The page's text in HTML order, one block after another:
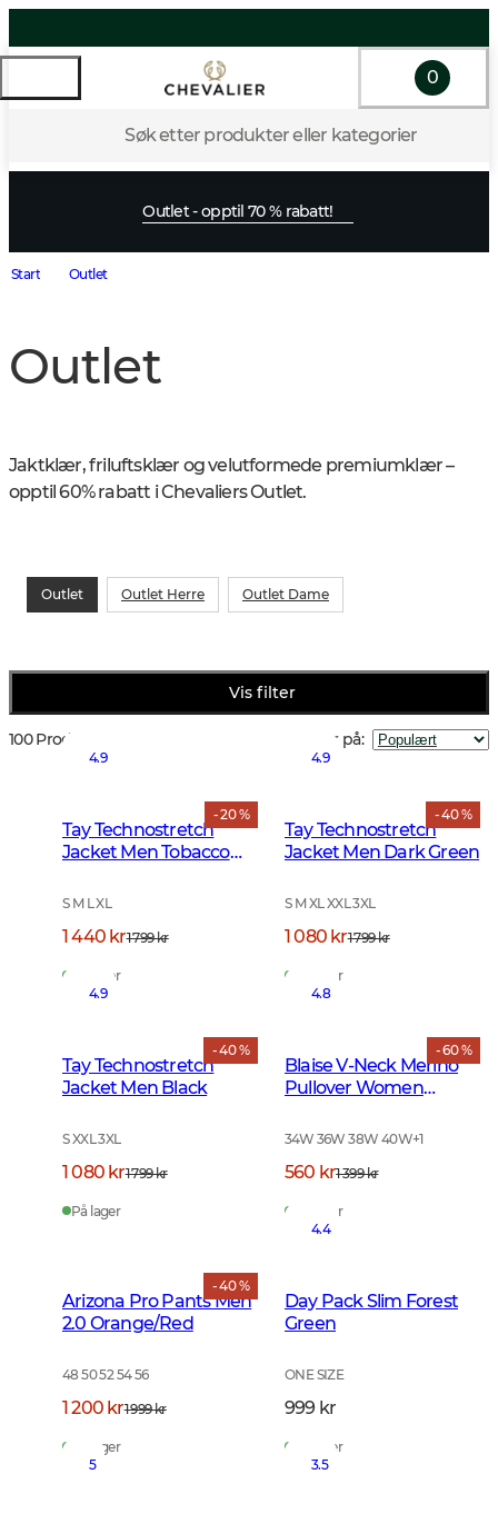
Søk etter produkter eller kategorier
0
Outlet - opptil 70 % rabatt!
Start Outlet
Outlet
Jaktklær, friluftsklær og velutformede premiumklær –
opptil 60% rabatt i Chevaliers Outlet.
Outlet Outlet Herre Outlet Dame
Vis filter
100 Produkter Sorter på:
- 20 %
4.9
Tay Technostretch
Jacket Men Tobacco
S M L XL
1 440 kr1 799 kr
På lager
- 40 %
4.9
Tay Technostretch
Jacket Men Dark Green
S M XL XXL 3XL
1 080 kr1 799 kr
På lager
- 40 %
4.9
Tay Technostretch
Jacket Men Black
S XXL 3XL
1 080 kr1 799 kr
På lager
- 60 %
4.8
Blaise V-Neck Merino
Pullover Women
34W 36W 38W 40W+1
560 kr1 399 kr
På lager
- 40 %
Arizona Pro Pants Men
2.0 Orange/Red
48 50 52 54 56
1 200 kr1 999 kr
På lager
4.4
Day Pack Slim Forest
Green
ONE SIZE
999 kr
På lager
5
3.5